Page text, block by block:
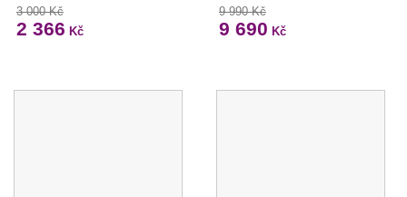
3 000 Kč
2 366 Kč
9 990 Kč
9 690 Kč